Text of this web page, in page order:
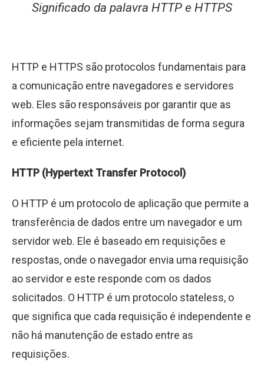
Significado da palavra HTTP e HTTPS
HTTP e HTTPS são protocolos fundamentais para
a comunicação entre navegadores e servidores
web. Eles são responsáveis por garantir que as
informações sejam transmitidas de forma segura
e eficiente pela internet.
HTTP (Hypertext Transfer Protocol)
O HTTP é um protocolo de aplicação que permite a
transferência de dados entre um navegador e um
servidor web. Ele é baseado em requisições e
respostas, onde o navegador envia uma requisição
ao servidor e este responde com os dados
solicitados. O HTTP é um protocolo stateless, o
que significa que cada requisição é independente e
não há manutenção de estado entre as
requisições.